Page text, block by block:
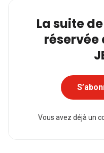
La suite
réservée
Vous avez déjà un